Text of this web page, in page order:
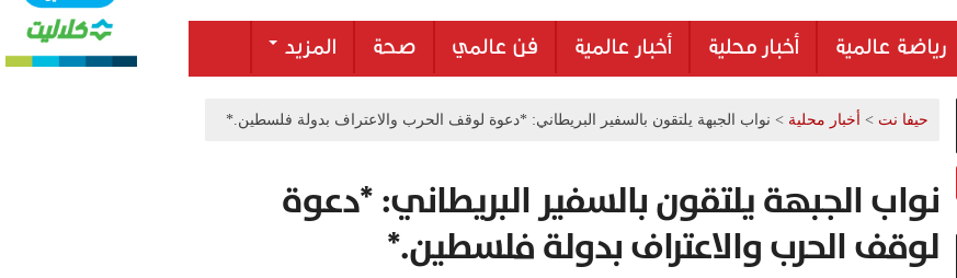
رياضة عالمية أخبار محلية أخبار عالمية فن عالمي صحة المزيد
حيفا نت > أخبار محلية > نواب الجبهة يلتقون بالسفير البريطاني: *دعوة لوقف الحرب والاعتراف بدولة فلسطين.*
نواب الجبهة يلتقون بالسفير البريطاني: *دعوة
لوقف الحرب والاعتراف بدولة فلسطين.*